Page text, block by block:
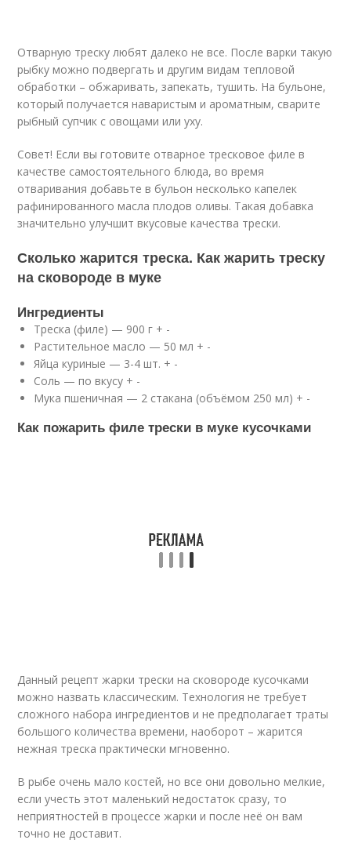
Отварную треску любят далеко не все. После варки такую
рыбку можно подвергать и другим видам тепловой
обработки – обжаривать, запекать, тушить. На бульоне,
который получается наваристым и ароматным, сварите
рыбный супчик с овощами или уху.
Совет! Если вы готовите отварное тресковое филе в
качестве самостоятельного блюда, во время
отваривания добавьте в бульон несколько капелек
рафинированного масла плодов оливы. Такая добавка
значительно улучшит вкусовые качества трески.
Сколько жарится треска. Как жарить треску
на сковороде в муке
Ингредиенты
Треска (филе) — 900 г + -
Растительное масло — 50 мл + -
Яйца куриные — 3-4 шт. + -
Соль — по вкусу + -
Мука пшеничная — 2 стакана (объёмом 250 мл) + -
Как пожарить филе трески в муке кусочками
Данный рецепт жарки трески на сковороде кусочками
можно назвать классическим. Технология не требует
сложного набора ингредиентов и не предполагает траты
большого количества времени, наоборот – жарится
нежная треска практически мгновенно.
В рыбе очень мало костей, но все они довольно мелкие,
если учесть этот маленький недостаток сразу, то
неприятностей в процессе жарки и после неё он вам
точно не доставит.